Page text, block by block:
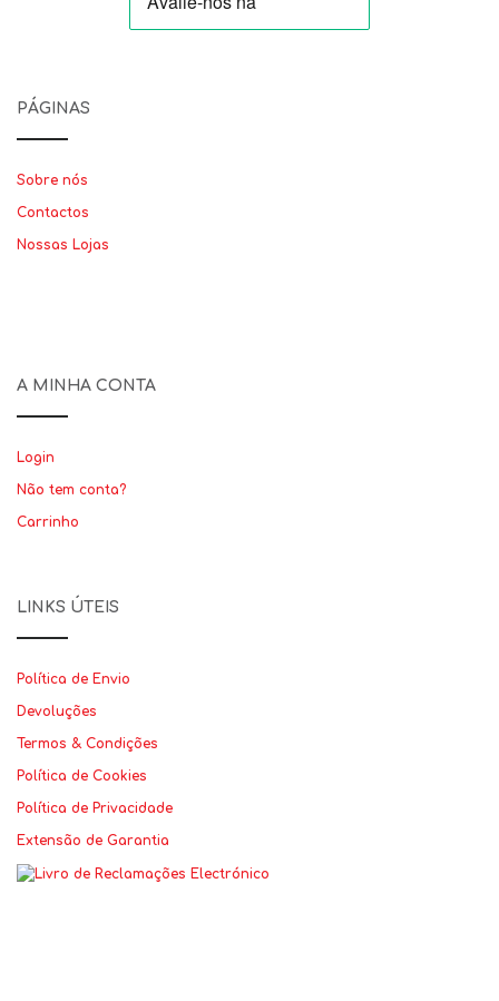
PÁGINAS
Sobre nós
Contactos
Nossas Lojas
A MINHA CONTA
Login
Não tem conta?
Carrinho
LINKS ÚTEIS
Política de Envio
Devoluções
Termos & Condições
Política de Cookies
Política de Privacidade
Extensão de Garantia